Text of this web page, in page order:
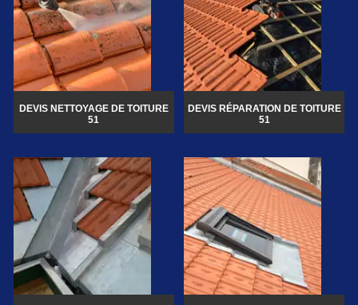
DEVIS NETTOYAGE DE TOITURE
51
DEVIS RÉPARATION DE TOITURE
51